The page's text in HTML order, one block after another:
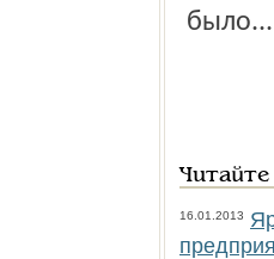
было...
16.01.2013